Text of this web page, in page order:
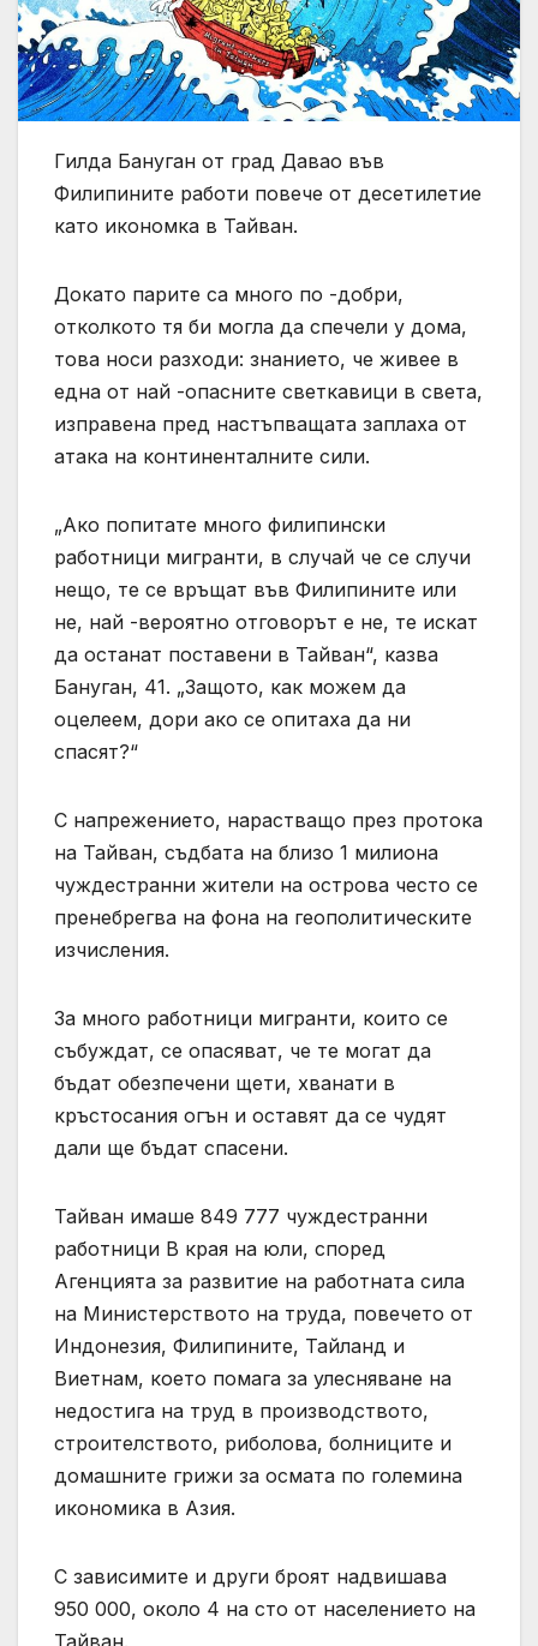
Гилда Бануган от град Давао във
Филипините работи повече от десетилетие
като икономка в Тайван.
Докато парите са много по -добри,
отколкото тя би могла да спечели у дома,
това носи разходи: знанието, че живее в
една от най -опасните светкавици в света,
изправена пред настъпващата заплаха от
атака на континенталните сили.
„Ако попитате много филипински
работници мигранти, в случай че се случи
нещо, те се връщат във Филипините или
не, най -вероятно отговорът е не, те искат
да останат поставени в Тайван“, казва
Бануган, 41. „Защото, как можем да
оцелеем, дори ако се опитаха да ни
спасят?“
С напрежението, нарастващо през протока
на Тайван, съдбата на близо 1 милиона
чуждестранни жители на острова често се
пренебрегва на фона на геополитическите
изчисления.
За много работници мигранти, които се
събуждат, се опасяват, че те могат да
бъдат обезпечени щети, хванати в
кръстосания огън и оставят да се чудят
дали ще бъдат спасени.
Тайван имаше 849 777 чуждестранни
работници В края на юли, според
Агенцията за развитие на работната сила
на Министерството на труда, повечето от
Индонезия, Филипините, Тайланд и
Виетнам, което помага за улесняване на
недостига на труд в производството,
строителството, риболова, болниците и
домашните грижи за осмата по големина
икономика в Азия.
С зависимите и други броят надвишава
950 000, около 4 на сто от населението на